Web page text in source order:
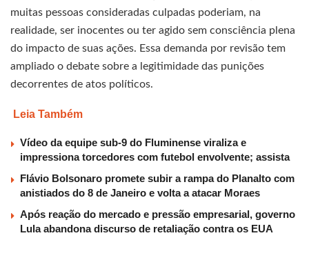
muitas pessoas consideradas culpadas poderiam, na
realidade, ser inocentes ou ter agido sem consciência plena
do impacto de suas ações. Essa demanda por revisão tem
ampliado o debate sobre a legitimidade das punições
decorrentes de atos políticos.
Leia Também
Vídeo da equipe sub-9 do Fluminense viraliza e
impressiona torcedores com futebol envolvente; assista
Flávio Bolsonaro promete subir a rampa do Planalto com
anistiados do 8 de Janeiro e volta a atacar Moraes
Após reação do mercado e pressão empresarial, governo
Lula abandona discurso de retaliação contra os EUA